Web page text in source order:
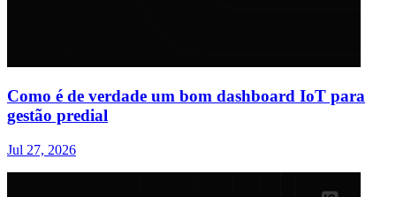
Como é de verdade um bom dashboard IoT para
gestão predial
Jul 27, 2026